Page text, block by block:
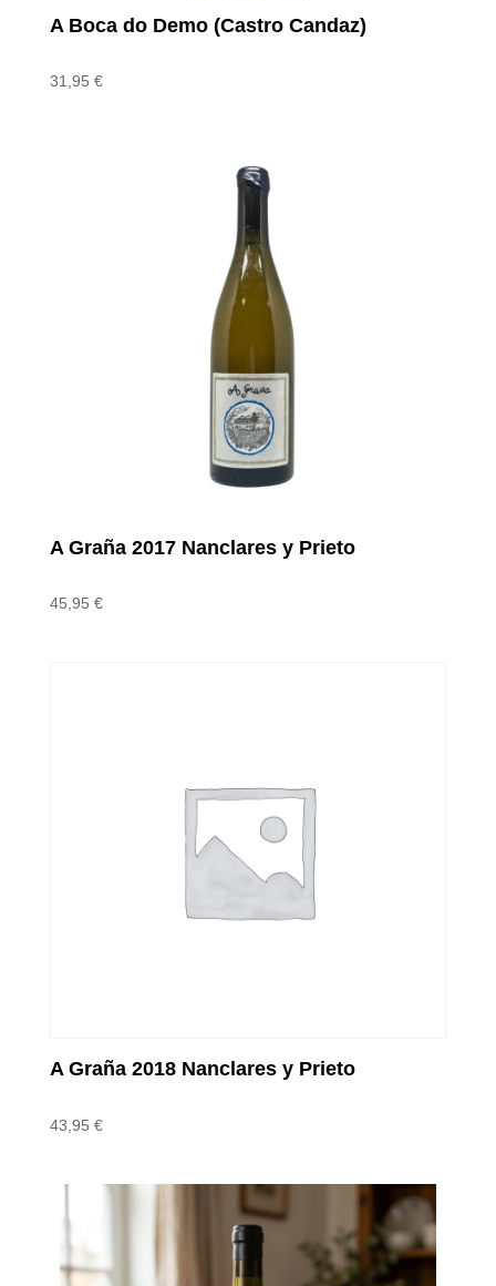
A Boca do Demo (Castro Candaz)
31,95 €
A Graña 2017 Nanclares y Prieto
45,95 €
A Graña 2018 Nanclares y Prieto
43,95 €